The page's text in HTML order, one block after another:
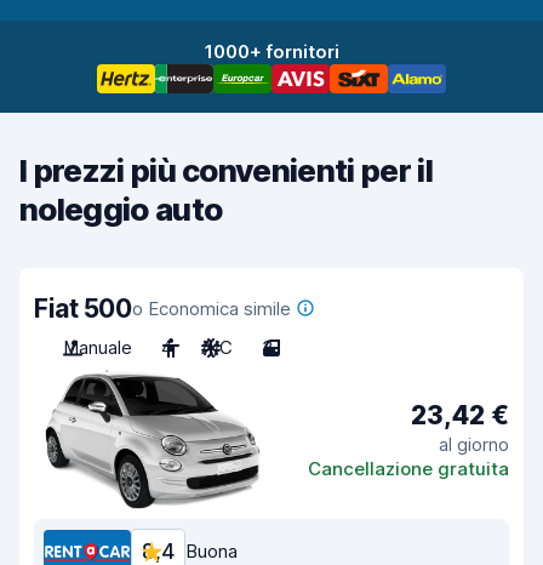
1000+ fornitori
I prezzi più convenienti per il
noleggio auto
Fiat 500o Economica simile
Manuale
4 A/C 3
23,42 €
al giorno
Cancellazione gratuita
8,4 Buona